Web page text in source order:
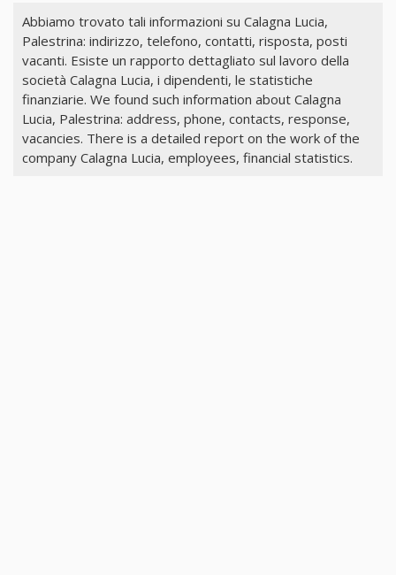
Abbiamo trovato tali informazioni su Calagna Lucia,
Palestrina: indirizzo, telefono, contatti, risposta, posti
vacanti. Esiste un rapporto dettagliato sul lavoro della
società Calagna Lucia, i dipendenti, le statistiche
finanziarie. We found such information about Calagna
Lucia, Palestrina: address, phone, contacts, response,
vacancies. There is a detailed report on the work of the
company Calagna Lucia, employees, financial statistics.